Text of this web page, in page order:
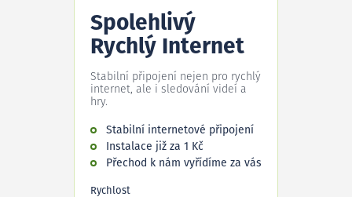
Spolehlivý
Rychlý Internet
Stabilní připojení nejen pro rychlý
internet, ale i sledování videí a
hry.
Stabilní internetové připojení
Instalace již za 1 Kč
Přechod k nám vyřídíme za vás
Rychlost